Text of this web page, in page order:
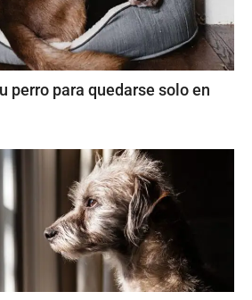
perro para quedarse solo en